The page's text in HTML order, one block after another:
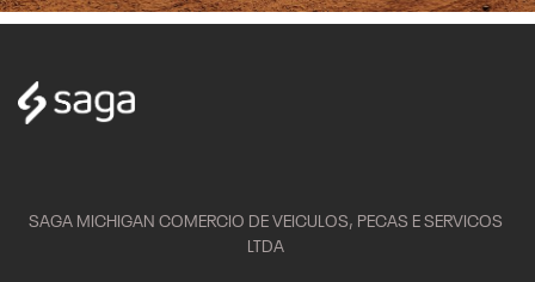
SAGA MICHIGAN COMERCIO DE VEICULOS, PECAS E SERVICOS
LTDA